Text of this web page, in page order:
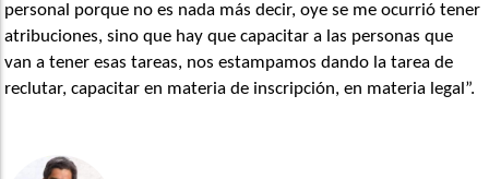
personal porque no es nada más decir, oye se me ocurrió tener
atribuciones, sino que hay que capacitar a las personas que
van a tener esas tareas, nos estampamos dando la tarea de
reclutar, capacitar en materia de inscripción, en materia legal”.